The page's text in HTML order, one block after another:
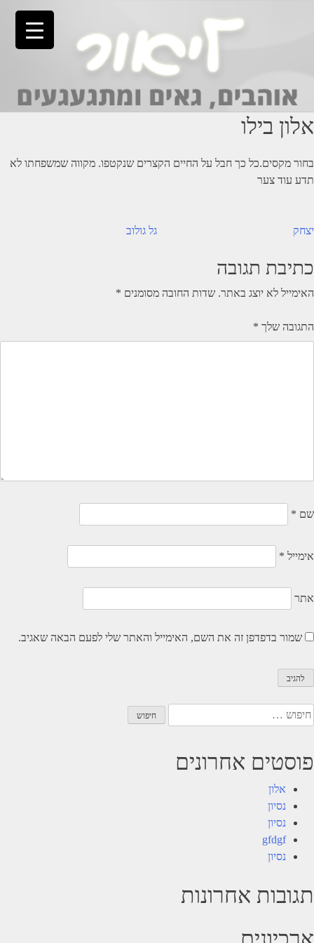
אלון בילו
בחור מקסים.כל כך חבל על החיים הקצרים שנקטפו. מקווה שמשפחתו לא
תדע עוד צער
ניווט גל גולוב יצחק
כתיבת תגובה
האימייל לא יוצג באתר. שדות החובה מסומנים *
התגובה שלך *
שם *
אימייל *
אתר
שמור בדפדפן זה את השם, האימייל והאתר שלי לפעם הבאה שאגיב.
חיפוש:
פוסטים אחרונים
אלון
נסיון
נסיון
gfdgf
נסיון
תגובות אחרונות